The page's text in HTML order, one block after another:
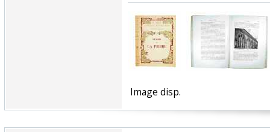
‎ Image disp.‎